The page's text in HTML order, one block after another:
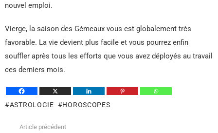
nouvel emploi.
Vierge, la saison des Gémeaux vous est globalement très
favorable. La vie devient plus facile et vous pourrez enfin
souffler après tous les efforts que vous avez déployés au travail
ces derniers mois.
ASTROLOGIE HOROSCOPES
Article précédent